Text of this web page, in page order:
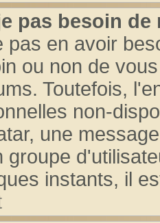
pas besoin de
pas en avoir
ou non de
Toutefois,
non-
une
groupe
instants, il